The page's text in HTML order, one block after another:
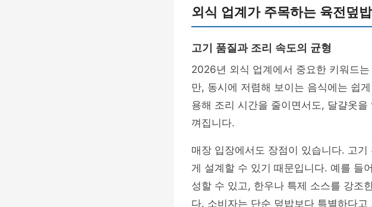
외식 업계가 주목하는 육전덮
고기 품질과 조리 속도의 균형
2026년 외식 업계에서 중요한 키워드
만, 동시에 저렴해 보이는 음식에는 쉽
용해 조리 시간을 줄이면서도, 달걀옷
껴집니다.
매장 입장에서도 장점이 있습니다. 고
게 설계할 수 있기 때문입니다. 예를
성할 수 있고, 한우나 특제 소스를 강조
다. 소비자는 단순 덮밥보다 특별하다